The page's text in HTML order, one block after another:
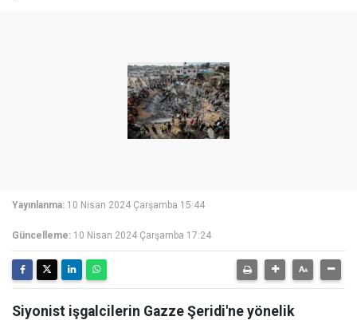
Yayınlanma: 10 Nisan 2024 Çarşamba 15:44
Güncelleme: 10 Nisan 2024 Çarşamba 17:24
Siyonist işgalcilerin Gazze Şeridi'ne yönelik